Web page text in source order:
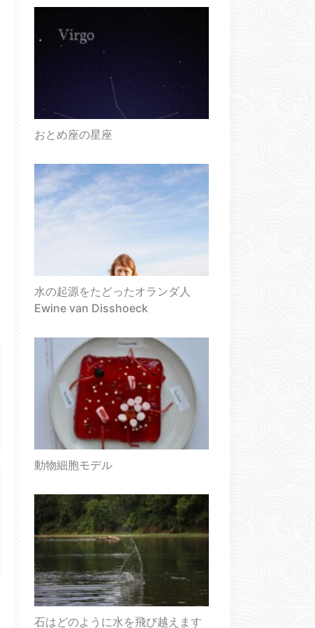
おとめ座の星座
水の起源をたどったオランダ人
Ewine van Disshoeck
動物細胞モデル
石はどのように水を飛び越えます